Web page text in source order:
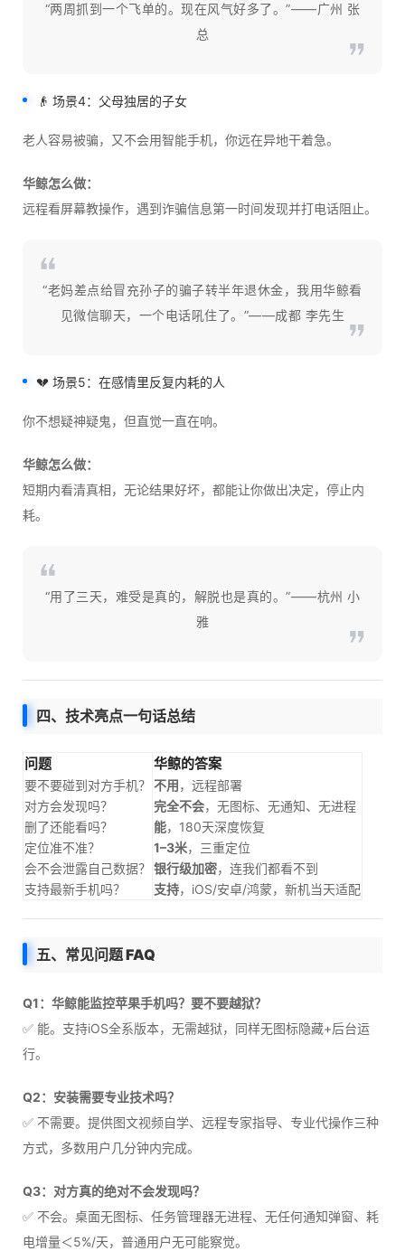
“两周抓到一个飞单的。现在风气好多了。”——广州 张
总
👴 场景4：父母独居的子女
老人容易被骗，又不会用智能手机，你远在异地干着急。
华鲸怎么做：
远程看屏幕教操作，遇到诈骗信息第一时间发现并打电话阻止。
“老妈差点给冒充孙子的骗子转半年退休金，我用华鲸看
见微信聊天，一个电话吼住了。”——成都 李先生
💔 场景5：在感情里反复内耗的人
你不想疑神疑鬼，但直觉一直在响。
华鲸怎么做：
短期内看清真相，无论结果好坏，都能让你做出决定，停止内
耗。
“用了三天，难受是真的，解脱也是真的。”——杭州 小
雅
四、技术亮点一句话总结
问题 华鲸的答案
要不要碰到对方手机？ 不用，远程部署
对方会发现吗？
完全不会，无图标、无通知、无进程
删了还能看吗？
能，180天深度恢复
定位准不准？
1–3米，三重定位
会不会泄露自己数据？ 银行级加密，连我们都看不到
支持最新手机吗？
支持，iOS/安卓/鸿蒙，新机当天适配
五、常见问题 FAQ
Q1：华鲸能监控苹果手机吗？要不要越狱？
✅ 能。支持iOS全系版本，无需越狱，同样无图标隐藏+后台运
行。
Q2：安装需要专业技术吗？
✅ 不需要。提供图文视频自学、远程专家指导、专业代操作三种
方式，多数用户几分钟内完成。
Q3：对方真的绝对不会发现吗？
✅ 不会。桌面无图标、任务管理器无进程、无任何通知弹窗、耗
电增量＜5%/天，普通用户无可能察觉。